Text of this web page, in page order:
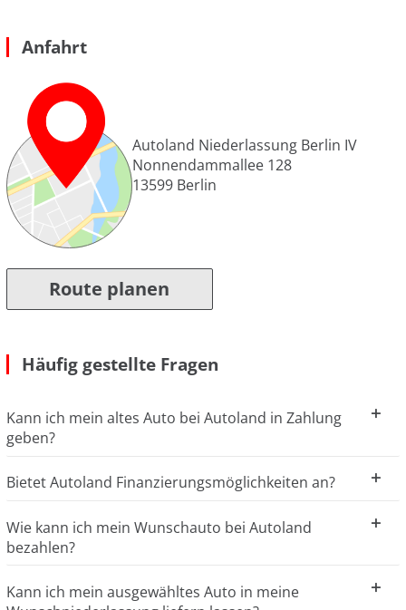
Anfahrt
Autoland Niederlassung Berlin IV
Nonnendammallee 128
13599 Berlin
Route planen
Häufig gestellte Fragen
Kann ich mein altes Auto bei Autoland in Zahlung
geben?
Bietet Autoland Finanzierungsmöglichkeiten an?
Wie kann ich mein Wunschauto bei Autoland
bezahlen?
Kann ich mein ausgewähltes Auto in meine